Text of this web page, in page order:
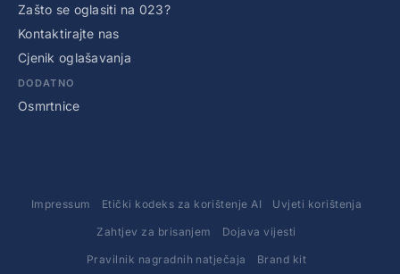
Zašto se oglasiti na 023?
Kontaktirajte nas
Cjenik oglašavanja
DODATNO
Osmrtnice
Impressum Etički kodeks za korištenje AI Uvjeti korištenja
Zahtjev za brisanjem Dojava vijesti
Pravilnik nagradnih natječaja Brand kit